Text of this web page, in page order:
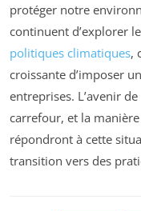
protéger notre
continuent d’explorer
politiques climatiques,
croissante d’imposer
entreprises. L’avenir
carrefour, et la
répondront à cette
transition vers des